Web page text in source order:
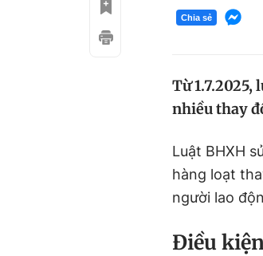
Chia sẻ
Từ 1.7.2025,
nhiều thay
Luật BHXH
hàng loạt
người lao
Điều